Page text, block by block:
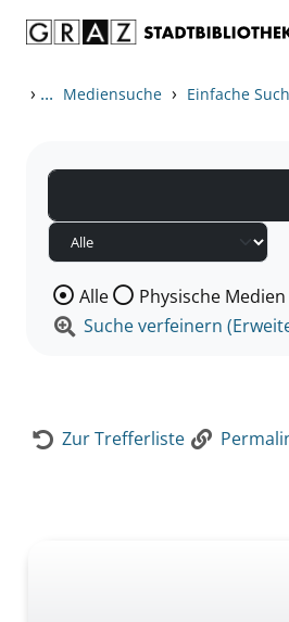
› ... Mediensuche › Einfache
Wählen Sie die Medienart
Alle Physische Medien
Suche verfeinern
Zur Trefferliste